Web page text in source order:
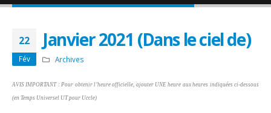
22
Fév
Janvier 2021 (Dans le ciel de)
Archives
AVIS IMPORTANT : Pour obtenir l’heure officielle, ajouter UNE heure aux heures indiquées ci-dessous
(en Temps Universel UT pour Uccle)